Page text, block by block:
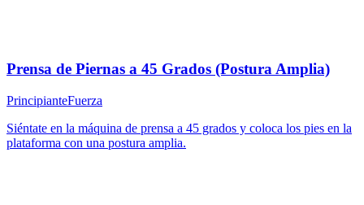
Prensa de Piernas a 45 Grados (Postura Amplia)
PrincipianteFuerza
Siéntate en la máquina de prensa a 45 grados y coloca los pies en la
plataforma con una postura amplia.